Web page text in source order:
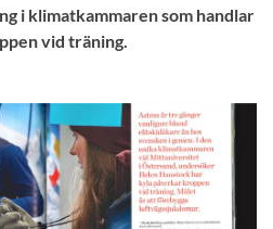
i klimatkammaren som handlar
vid träning.